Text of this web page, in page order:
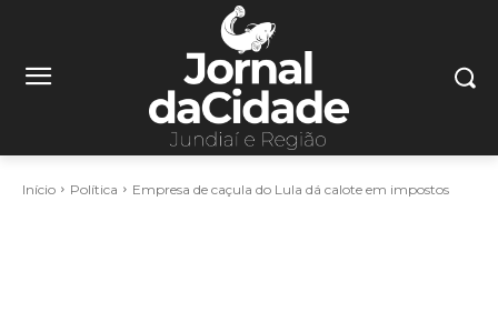
Início Política Empresa de caçula do Lula dá calote em impostos